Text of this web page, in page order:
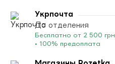
Укрпочта
До отделения
Бесплатно от 2 500 грн
• 100% предоплата